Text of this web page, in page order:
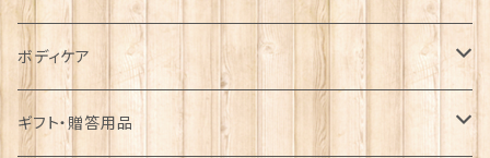
エコバッグ
花瓶
アクセサリー
マフラー・ストール
食器
お箸
ガーデン雑貨
ジョウロ
ステーショナリー
ダウン
ジャケット
長袖
半袖
ボトムス
スカート
ワンピース・チュニック
下着
食器・カトラリー
食料
パックご飯
飲料
ドライフード
犬用
ウェットフード
ボディケア
基礎化粧品
ギフト・贈答用品